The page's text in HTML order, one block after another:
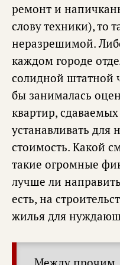
ремонт и
слову техники), то
неразрешимой.
каждом городе
солидной штатной
бы занималась
квартир,
устанавливать для
стоимость. Какой
такие огромные
лучше ли
есть, на
жилья для